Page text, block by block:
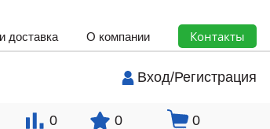
доставка О компании Контакты
Вход/Регистрация
0 0 0